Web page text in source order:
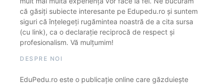
că găsiți subiecte interesante pe Edupedu.ro și suntem
siguri că înțelegeți rugămintea noastră de a cita sursa
(cu link), ca o declarație reciprocă de respect și
profesionalism. Vă mulțumim!
DESPRE NOI
EduPedu.ro este o publicație online care găzduiește